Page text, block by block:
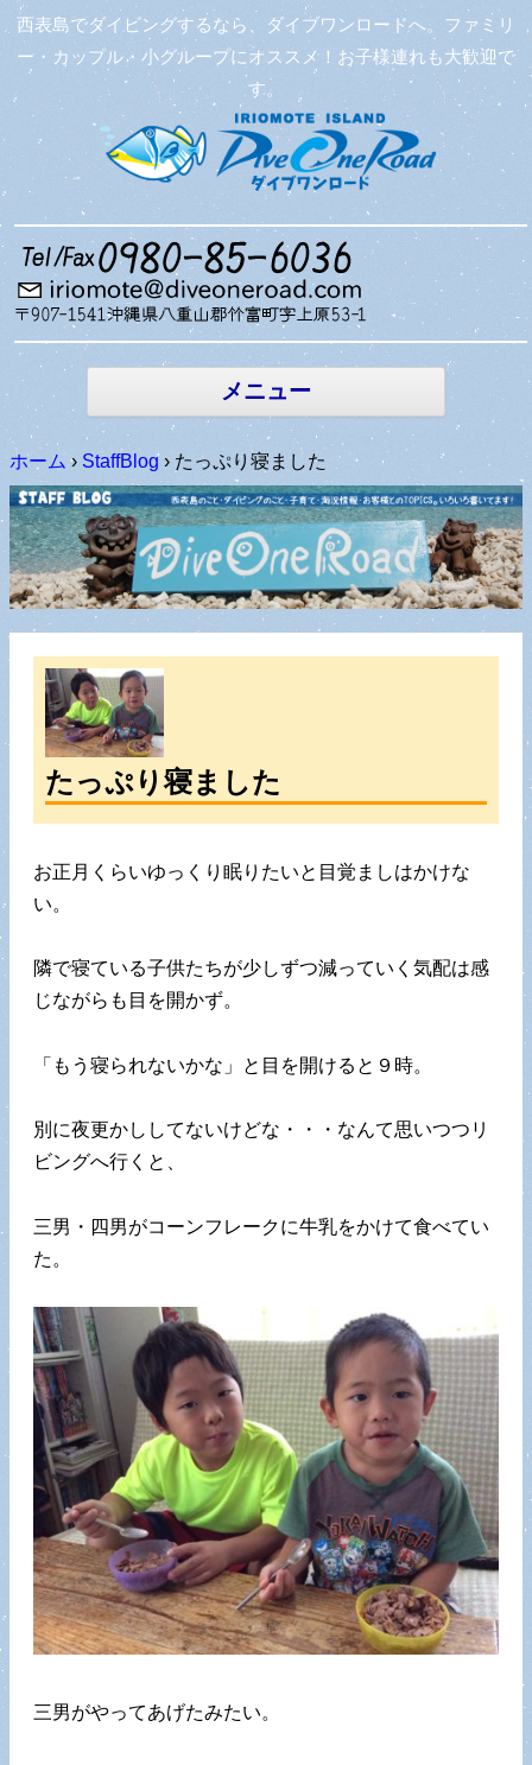
西表島でダイビングするなら、ダイブワンロードへ。ファミリ
ー・カップル・小グループにオススメ！お子様連れも大歓迎で
す。
メニュー
コンテン
ホーム › StaffBlog › たっぷり寝ました
たっぷり寝ました
お正月くらいゆっくり眠りたいと目覚ましはかけな
い。
隣で寝ている子供たちが少しずつ減っていく気配は感
じながらも目を開かず。
「もう寝られないかな」と目を開けると９時。
別に夜更かししてないけどな・・・なんて思いつつリ
ビングへ行くと、
三男・四男がコーンフレークに牛乳をかけて食べてい
た。
三男がやってあげたみたい。